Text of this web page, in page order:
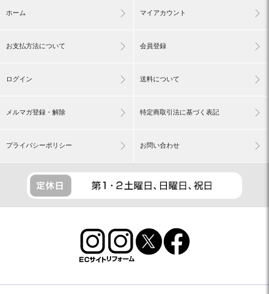
ホーム マイアカウント
お支払方法について 会員登録
ログイン 送料について
メルマガ登録・解除 特定商取引法に基づく表記
プライバシーポリシー お問い合わせ